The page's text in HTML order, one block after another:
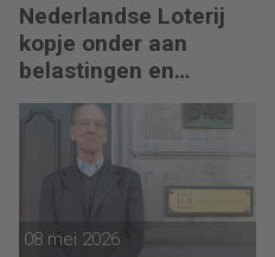
Nederlandse Loterij
kopje onder aan
belastingen en
regelgeving?
08 mei 2026